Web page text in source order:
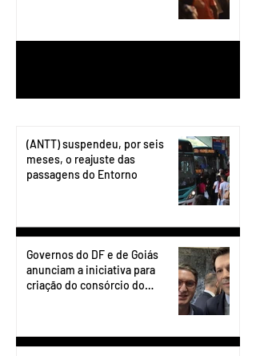
(ANTT) suspendeu, por seis
meses, o reajuste das
passagens do Entorno
Governos do DF e de Goiás
anunciam a iniciativa para
criação do consórcio do